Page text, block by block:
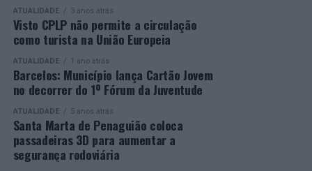
Castro Marim: Um Retrato Social do Combatente na
Guerra Colonial em nova exposição da Casa do Sal
NÃO PERCA
Anadia: Município avança com ampliação do Centro de
Recolha Oficial de Animais de Companhia
para o desenvolvimento de competências, o aumento da
empregabilidade e a valorização do capital humano do
concelho e da região.
A Empresa Municipal de Educação e Cultura de Barcelos
felicita todos os diplomados por esta importante
conquista, desejando-lhes os maiores sucessos pessoais,
profissionais e académicos, convicta de que este diploma
representa o início de novas oportunidades e novos
desafios.
ATUALIDADE 3 anos atrás
Visto CPLP não permite a circulação
como turista na União Europeia
ATUALIDADE 1 ano atrás
Barcelos: Município lança Cartão Jovem
no decorrer do 1º Fórum da Juventude
ATUALIDADE 5 anos atrás
Santa Marta de Penaguião coloca
passadeiras 3D para aumentar a
segurança rodoviária